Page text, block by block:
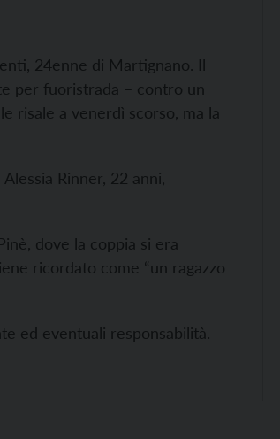
24enne di Martignano. Il
per fuoristrada – contro un
risale a venerdì scorso, ma la
Rinner, 22 anni,
dove la coppia si era
ricordato come “un ragazzo
ed eventuali responsabilità.